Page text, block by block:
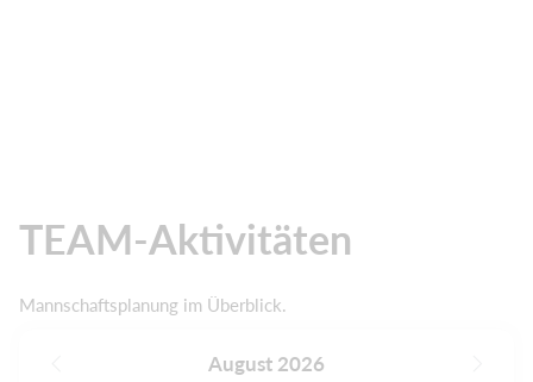
TEAM-Aktivitäten
Mannschaftsplanung im Überblick.
August 2026